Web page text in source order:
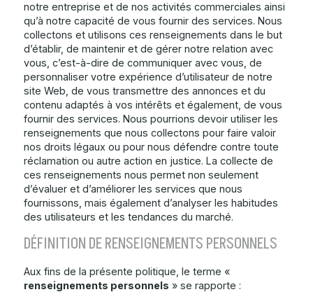
notre entreprise et de nos activités commerciales ainsi
qu’à notre capacité de vous fournir des services. Nous
collectons et utilisons ces renseignements dans le but
d’établir, de maintenir et de gérer notre relation avec
vous, c’est-à-dire de communiquer avec vous, de
personnaliser votre expérience d’utilisateur de notre
site Web, de vous transmettre des annonces et du
contenu adaptés à vos intérêts et également, de vous
fournir des services. Nous pourrions devoir utiliser les
renseignements que nous collectons pour faire valoir
nos droits légaux ou pour nous défendre contre toute
réclamation ou autre action en justice. La collecte de
ces renseignements nous permet non seulement
d’évaluer et d’améliorer les services que nous
fournissons, mais également d’analyser les habitudes
des utilisateurs et les tendances du marché.
DÉFINITION DE RENSEIGNEMENTS PERSONNELS
Aux fins de la présente politique, le terme «
renseignements personnels » se rapporte :